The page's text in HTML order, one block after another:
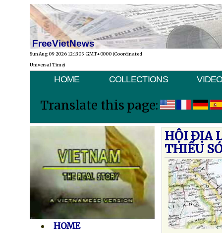
FreeVietNews
Sun Aug 09 2026 12:13:05 GMT+0000 (Coordinated
Universal Time)
HOME COLLECTIONS
Translate this page:
HOME
HỘI ÐỊA
THIẾU